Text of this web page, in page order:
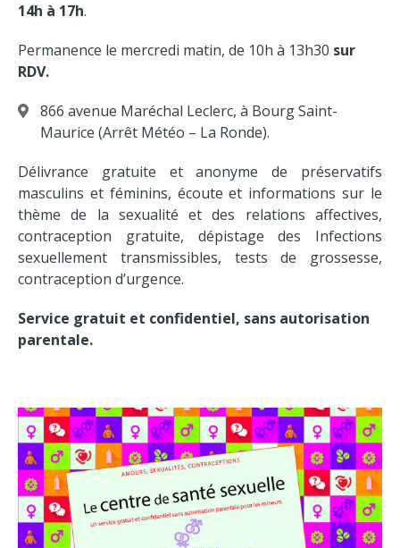
14h à 17h.
Permanence le mercredi matin, de 10h à 13h30 sur
RDV.
866 avenue Maréchal Leclerc, à Bourg Saint-
Maurice (Arrêt Météo – La Ronde).
Délivrance gratuite et anonyme de préservatifs
masculins et féminins, écoute et informations sur le
thème de la sexualité et des relations affectives,
contraception gratuite, dépistage des Infections
sexuellement transmissibles, tests de grossesse,
contraception d’urgence.
Service gratuit et confidentiel, sans autorisation
parentale.